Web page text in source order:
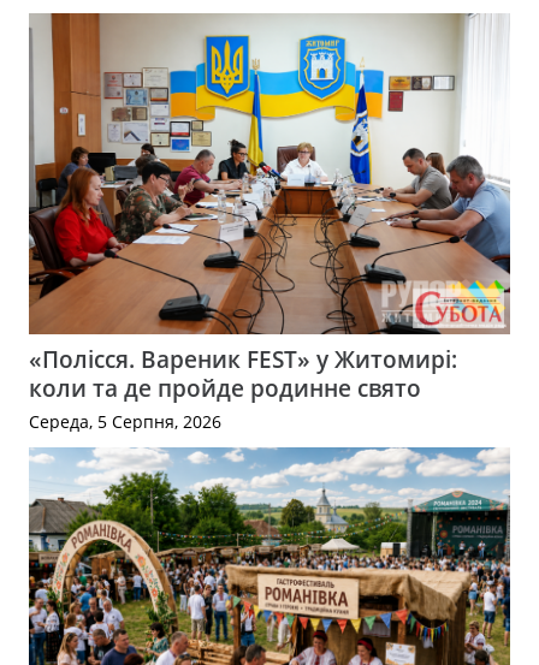
«Полісся. Вареник FEST» у Житомирі:
коли та де пройде родинне свято
Середа, 5 Серпня, 2026